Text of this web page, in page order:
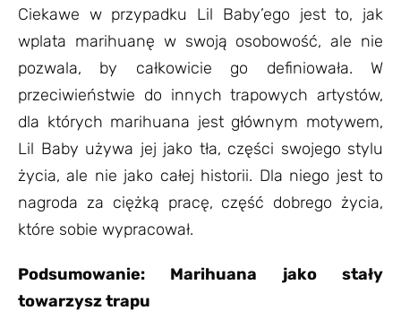
Ciekawe w przypadku Lil Baby’ego jest to, jak
wplata marihuanę w swoją osobowość, ale nie
pozwala, by całkowicie go definiowała. W
przeciwieństwie do innych trapowych artystów,
dla których marihuana jest głównym motywem,
Lil Baby używa jej jako tła, części swojego stylu
życia, ale nie jako całej historii. Dla niego jest to
nagroda za ciężką pracę, część dobrego życia,
które sobie wypracował.
Podsumowanie: Marihuana jako stały
towarzysz trapu